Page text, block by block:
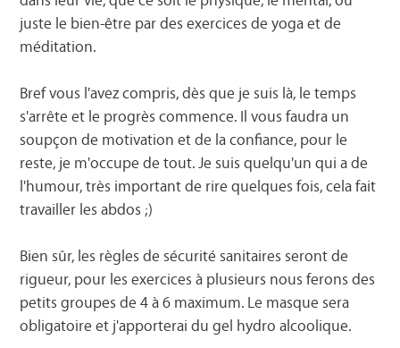
juste le bien-être par des exercices de yoga et de
méditation.
Bref vous l'avez compris, dès que je suis là, le temps
s'arrête et le progrès commence. Il vous faudra un
soupçon de motivation et de la confiance, pour le
reste, je m'occupe de tout. Je suis quelqu'un qui a de
l'humour, très important de rire quelques fois, cela fait
travailler les abdos ;)
Bien sûr, les règles de sécurité sanitaires seront de
rigueur, pour les exercices à plusieurs nous ferons des
petits groupes de 4 à 6 maximum. Le masque sera
obligatoire et j'apporterai du gel hydro alcoolique.